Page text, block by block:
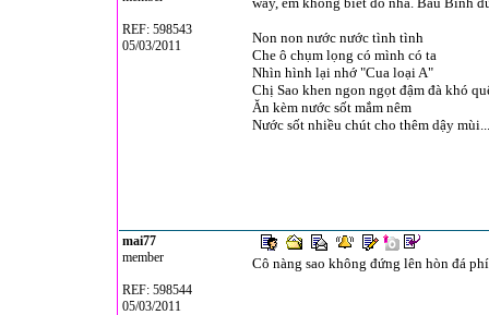
REF: 598543
05/03/2011
Non non nước nước tình tình
Che ô chụm lọng có mình có ta
Nhìn hình lại nhớ "Cua loại A"
Chị Sao khen ngon ngọt đậm đà khó
Ăn kèm nước sốt mắm nêm
Nước sốt nhiều chút cho thêm dậy mùi...
mai77
member
REF: 598544
05/03/2011
Cô nàng sao không đứng lên hòn đá